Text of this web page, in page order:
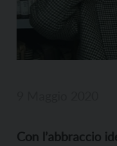
Con l’abbraccio